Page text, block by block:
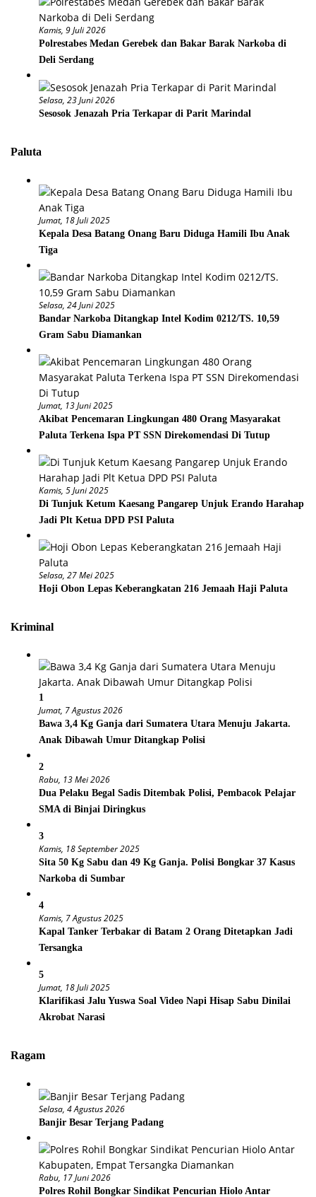
Kamis, 9 Juli 2026
Polrestabes Medan Gerebek dan Bakar Barak Narkoba di
Deli Serdang
Selasa, 23 Juni 2026
Sesosok Jenazah Pria Terkapar di Parit Marindal
Paluta
Jumat, 18 Juli 2025
Kepala Desa Batang Onang Baru Diduga Hamili Ibu Anak
Tiga
Selasa, 24 Juni 2025
Bandar Narkoba Ditangkap Intel Kodim 0212/TS. 10,59
Gram Sabu Diamankan
Jumat, 13 Juni 2025
Akibat Pencemaran Lingkungan 480 Orang Masyarakat
Paluta Terkena Ispa PT SSN Direkomendasi Di Tutup
Kamis, 5 Juni 2025
Di Tunjuk Ketum Kaesang Pangarep Unjuk Erando Harahap
Jadi Plt Ketua DPD PSI Paluta
Selasa, 27 Mei 2025
Hoji Obon Lepas Keberangkatan 216 Jemaah Haji Paluta
Kriminal
1
Jumat, 7 Agustus 2026
Bawa 3,4 Kg Ganja dari Sumatera Utara Menuju Jakarta.
Anak Dibawah Umur Ditangkap Polisi
2
Rabu, 13 Mei 2026
Dua Pelaku Begal Sadis Ditembak Polisi, Pembacok Pelajar
SMA di Binjai Diringkus
3
Kamis, 18 September 2025
Sita 50 Kg Sabu dan 49 Kg Ganja. Polisi Bongkar 37 Kasus
Narkoba di Sumbar
4
Kamis, 7 Agustus 2025
Kapal Tanker Terbakar di Batam 2 Orang Ditetapkan Jadi
Tersangka
5
Jumat, 18 Juli 2025
Klarifikasi Jalu Yuswa Soal Video Napi Hisap Sabu Dinilai
Akrobat Narasi
Ragam
Selasa, 4 Agustus 2026
Banjir Besar Terjang Padang
Rabu, 17 Juni 2026
Polres Rohil Bongkar Sindikat Pencurian Hiolo Antar